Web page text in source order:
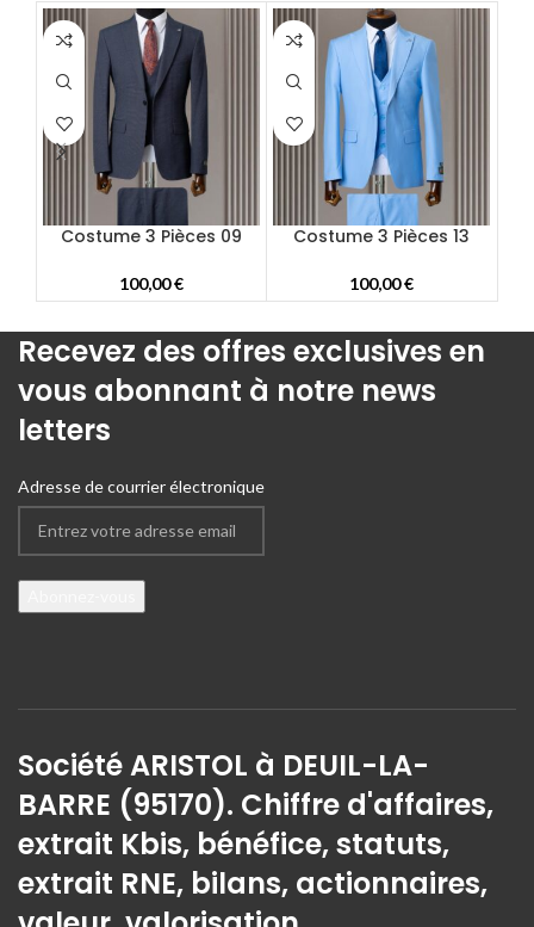
70
Costume 3 Pièces 09
100,00€
Costume 3 Pièces 13
100,00€
Recevez des offres exclusives en
vous abonnant à notre news
letters
Adresse de courrier électronique
Société ARISTOL à DEUIL-LA-
BARRE (95170). Chiffre d'affaires,
extrait Kbis, bénéfice, statuts,
extrait RNE, bilans, actionnaires,